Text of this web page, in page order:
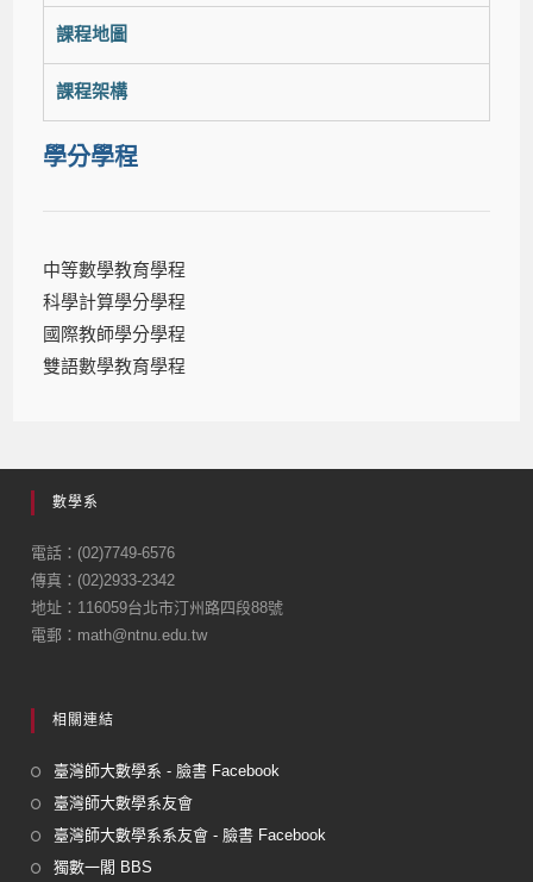
課程地圖
課程架構
學分學程
中等數學教育學程
科學計算學分學程
國際教師學分學程
雙語數學教育學程
數學系
電話：(02)7749-6576
傳真：(02)2933-2342
地址：116059台北市汀州路四段88號
電郵：math@ntnu.edu.tw
相關連結
臺灣師大數學系 - 臉書 Facebook
臺灣師大數學系友會
臺灣師大數學系系友會 - 臉書 Facebook
獨數一閣 BBS